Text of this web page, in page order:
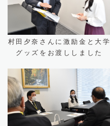
村田夕奈さんに激励金と大学
グッズをお渡ししました